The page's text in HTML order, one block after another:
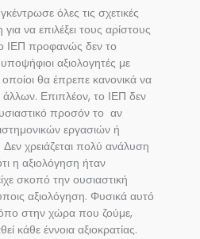
όλες τις σχετικές
να επιλέξει τους αρίστους
ΙΕΠ προφανώς δεν το
αξιολογητές με
θα έπρεπε κανονικά να
Επιπλέον, το ΙΕΠ δεν
προσόν το αν
εργασιών ή
χρειάζεται πολύ ανάλυση
η αξιολόγηση ήταν
σκοπό την ουσιαστική
αξιολόγηση. Φυσικά αυτό
στην χώρα που ζούμε,
κάθε έννοια αξιοκρατίας.